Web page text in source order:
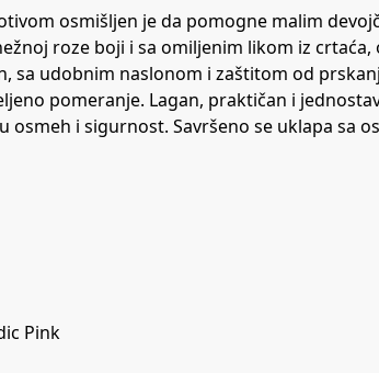
osmišljen je da pomogne malim
roze boji i sa omiljenim likom iz
sa udobnim naslonom i zaštitom od
pomeranje. Lagan, praktičan i
i sigurnost. Savršeno se uklapa sa
Pink